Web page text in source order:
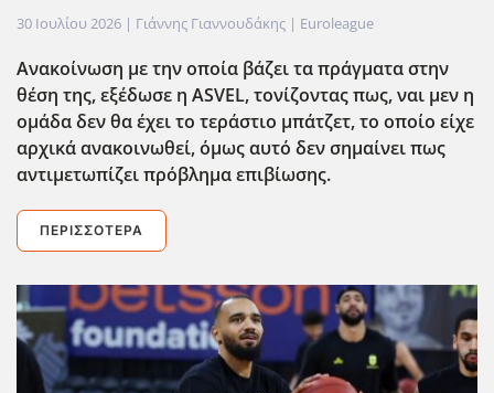
30 Ιουλίου 2026 | Γιάννης Γιαννουδάκης | Euroleague
Ανακοίνωση με την οποία βάζει τα πράγματα στην
θέση της, εξέδωσε η ASVEL, τονίζοντας πως, ναι μεν η
ομάδα δεν θα έχει το τεράστιο μπάτζετ, το οποίο είχε
αρχικά ανακοινωθεί, όμως αυτό δεν σημαίνει πως
αντιμετωπίζει πρόβλημα επιβίωσης.
ΠΕΡΙΣΣΌΤΕΡΑ